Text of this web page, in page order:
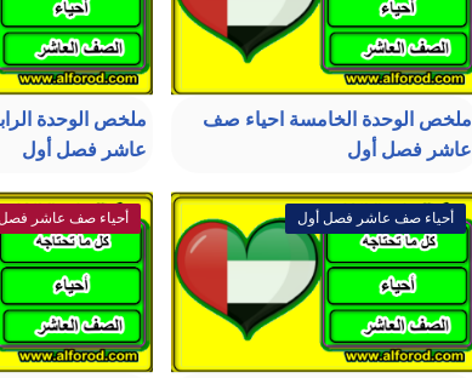
ملخص الوحدة الخامسة احياء صف
عاشر فصل أول
ملخص الوحدة
عاشر فصل أول
أحياء صف عاشر فصل أول أحياء صف عاشر